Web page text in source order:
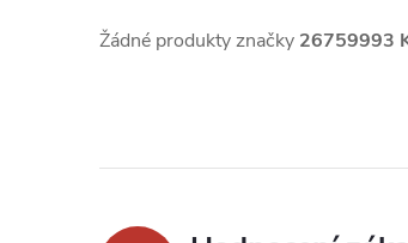
Žádné produkty značky 26759993